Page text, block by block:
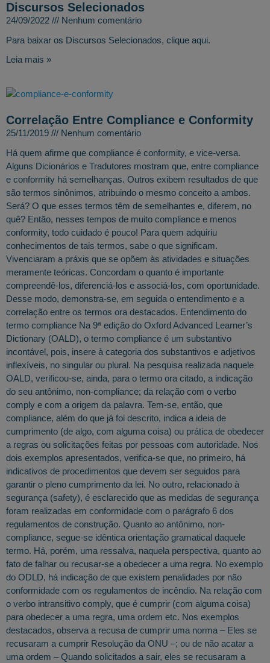
Discursos Selecionados
24/09/2022
Nenhum comentário
Para baixar os Discursos Selecionados, clique aqui.
Leia mais »
Correlação Entre Compliance e Conformity
25/11/2019
Nenhum comentário
Há quem afirme que compliance é conformity, e vice-versa.
Alguns Dicionários e Tradutores mostram que, entre compliance
e conformity há semelhanças. Outros exibem resultados de que
são termos sinônimos, atribuindo o mesmo conceito a ambos.
Será? O que esses termos têm de semelhantes e, diferem, no
quê? Então, nesses tempos de muito compliance e menos
conformity, todo cuidado é pouco! Para quem adquiriu
conhecimentos de tais termos, sabe o que significam.
Vivenciaram a práxis que se opõem às atividades e situações
meramente teóricas. Concordam o quanto é importante
compreendê-los, diferenciá-los e associá-los, com oportunidade.
Desse modo, demonstra-se, em seguida o entendimento e a
correlação entre os termos ora destacados. Entendimento do
termo compliance Na 9ª edição do Oxford Advanced Learner’s
Dictionary (OALD), o termo compliance é um substantivo
incontável, pois, insere à categoria dos substantivos e adjetivos
inflexíveis, no singular ou plural. Na pesquisa realizada naquele
OALD, verificou-se, ainda, para o termo ora citado, a indicação
do seu antônimo, non-compliance; da relação com o verbo
comply e com a origem da palavra. Tem-se, então, que
compliance, além do que já foi descrito, indica a ideia de
cumprimento (de algo, com alguma coisa) ou prática de obedecer
a regras ou solicitações feitas por pessoas com autoridade. Nos
dois exemplos apresentados, verifica-se que, no primeiro, há
indicativos de procedimentos que devem ser seguidos para
garantir o pleno cumprimento da lei. No outro, relacionado à
segurança (safety), é esclarecido que as medidas de segurança
foram realizadas em conformidade com o parágrafo 6 dos
regulamentos de construção. Quanto ao antônimo, non-
compliance, segue-se idêntica orientação gramatical daquele
termo. Há, porém, uma ressalva, naquela perspectiva, quanto ao
fato de falhar ou recusar-se a obedecer a uma regra. No exemplo
do ODLD, há indicação de que existem penalidades por não
conformidade com os regulamentos de incêndio. Na relação com
o verbo intransitivo comply, que é cumprir (com alguma coisa)
para obedecer a uma regra, uma ordem etc. Nos exemplos
destacados, observa a recusa de cumprir uma norma – Eles se
recusaram a cumprir Resolução da ONU –; ou de não acatar a
uma ordem – Quando solicitados a sair, eles se recusaram a